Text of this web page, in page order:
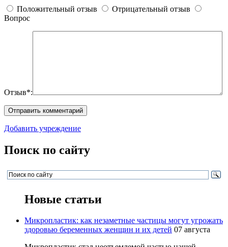
Положительный отзыв
Отрицательный отзыв
Вопрос
Отзыв*:
Добавить учреждение
Поиск по сайту
Новые статьи
Микропластик: как незаметные частицы могут угрожать
здоровью беременных женщин и их детей 07 августа